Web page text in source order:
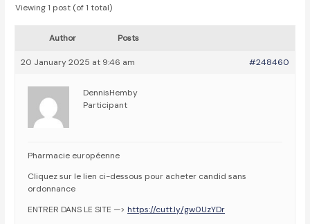
Viewing 1 post (of 1 total)
Author Posts
20 January 2025 at 9:46 am #248460
DennisHemby
Participant
Pharmacie européenne
Cliquez sur le lien ci-dessous pour acheter candid sans
ordonnance
ENTRER DANS LE SITE —>https://cutt.ly/gw0UzYDr